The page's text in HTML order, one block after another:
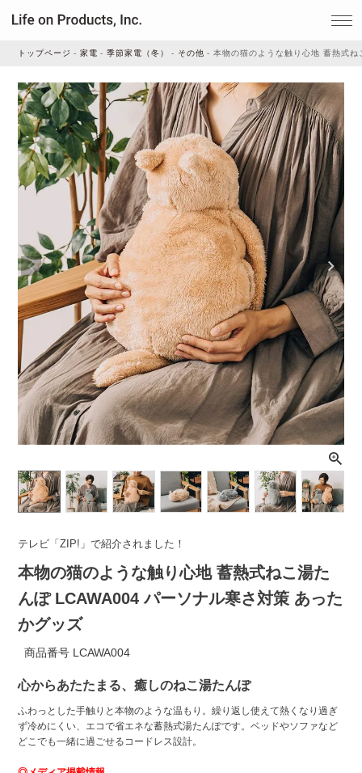
家電
家事・生活雑貨
ルームフレグランス
ビューティー
デジタル雑貨
ライト・シーリングファン
アクセサリー・消耗品
アウトレット
トップページ 家電 季節家電（冬） その他 本物の猫のような触り心地 蓄熱式
テレビ「ZIP!」で紹介されました！
本物の猫のような触り心地 蓄熱式ねこ湯た
んぽ LCAWA004 パーソナル寒さ対策 あった
かグッズ
商品番号 LCAWA004
心からあたたまる、癒しのねこ湯たんぽ
ふわっとした手触りと本物のような温もり。繰り返し使えて熱くなり過ぎ
ず冷めにくい、エコで省エネな蓄熱式湯たんぽです。ベッドやソファなど
どこでも一緒に過ごせるコードレス設計。